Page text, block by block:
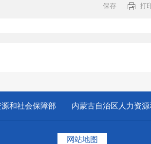
保存 打
和社会保障部 内蒙古自治区人力资
网站地图